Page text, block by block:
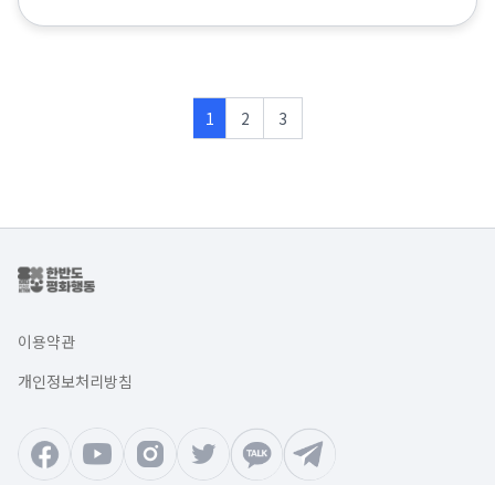
1 2 3
이용약관
개인정보처리방침